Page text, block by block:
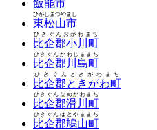
飯能市
東松山市
ひがしまつやまし
比企郡小川町
ひきぐんおがわまち
比企郡川島町
ひきぐんかわじままち
比企郡ときがわ町
ひきぐんときがわまち
比企郡滑川町
ひきぐんなめがわまち
比企郡鳩山町
ひきぐんはとやままち